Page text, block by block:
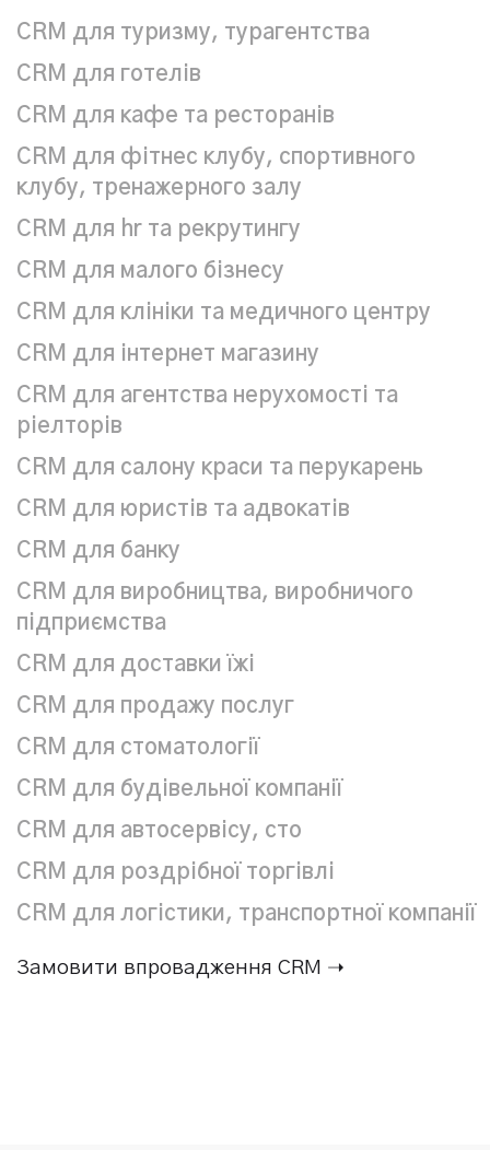
CRM для туризму, турагентства
CRM для готелів
CRM для кафе та ресторанів
CRM для фітнес клубу, спортивного
клубу, тренажерного залу
CRM для hr та рекрутингу
CRM для малого бізнесу
CRM для клініки та медичного центру
CRM для інтернет магазину
CRM для агентства нерухомості та
ріелторів
CRM для салону краси та перукарень
СRM для юристів та адвокатів
CRM для банку
CRM для виробництва, виробничого
підприємства
CRM для доставки їжі
CRM для продажу послуг
CRM для стоматології
CRM для будівельної компанії
CRM для автосервісу, сто
CRM для роздрібної торгівлі
CRM для логістики, транспортної компанії
Замовити впровадження CRM ➝